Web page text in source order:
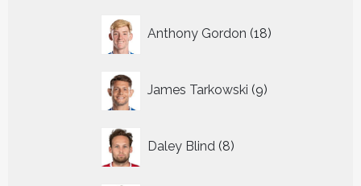
Anthony Gordon 18
producten
James Tarkowski 9
producten
Daley Blind 8
producten